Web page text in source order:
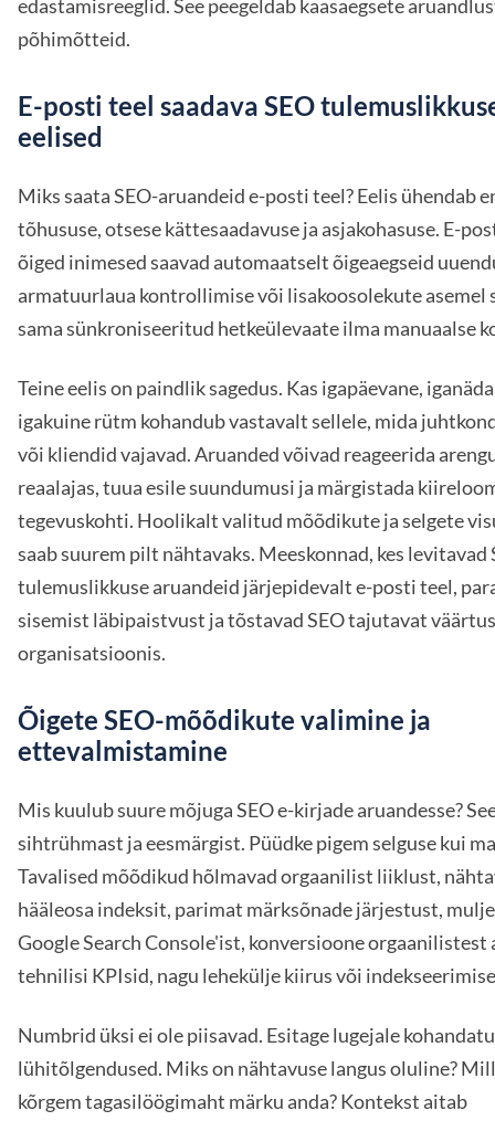
edastamisreeglid. See peegeldab kaasaegsete
põhimõtteid.
E-posti teel saadava SEO
eelised
Miks saata SEO-aruandeid e-posti teel? Eelis ühendab
tõhususe, otsese kättesaadavuse ja asjakohasuse. E-
õiged inimesed saavad automaatselt õigeaegseid
armatuurlaua kontrollimise või lisakoosolekute asemel
sama sünkroniseeritud hetkeülevaate ilma manuaalse
Teine eelis on paindlik sagedus. Kas igapäevane,
igakuine rütm kohandub vastavalt sellele, mida
või kliendid vajavad. Aruanded võivad reageerida
reaalajas, tuua esile suundumusi ja märgistada
tegevuskohti. Hoolikalt valitud mõõdikute ja selgete
saab suurem pilt nähtavaks. Meeskonnad, kes levitavad
tulemuslikkuse aruandeid järjepidevalt e-posti teel,
sisemist läbipaistvust ja tõstavad SEO tajutavat
organisatsioonis.
Õigete SEO-mõõdikute valimine ja
ettevalmistamine
Mis kuulub suure mõjuga SEO e-kirjade aruandesse?
sihtrühmast ja eesmärgist. Püüdke pigem selguse kui
Tavalised mõõdikud hõlmavad orgaanilist liiklust,
hääleosa indeksit, parimat märksõnade järjestust,
Google Search Console'ist, konversioone
tehnilisi KPIsid, nagu lehekülje kiirus või
Numbrid üksi ei ole piisavad. Esitage lugejale
lühitõlgendused. Miks on nähtavuse langus oluline?
kõrgem tagasilöögimaht märku anda? Kontekst aitab